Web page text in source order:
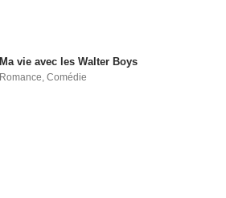
Ma vie avec les Walter Boys
Romance,Comédie